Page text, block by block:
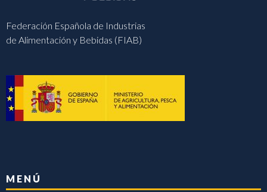
Federación Española de Industrias
de Alimentación y Bebidas (FIAB)
MENÚ